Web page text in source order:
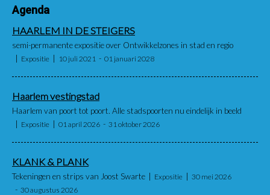
Agenda
HAARLEM IN DE STEIGERS
semi-permanente expositie over Ontwikkelzones in stad en regio
Expositie 10 juli 2021 01 januari 2028
Haarlem vestingstad
Haarlem van poort tot poort. Alle stadspoorten nu eindelijk in beeld
Expositie 01 april 2026 31 oktober 2026
KLANK & PLANK
Tekeningen en strips van Joost Swarte Expositie
30 mei 2026
30 augustus 2026